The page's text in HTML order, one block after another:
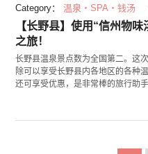
Category： 温泉・SPA・钱汤
【长野县】使用“信州物
之旅！
长野县温泉景点数为全国第二。这
除可以享受长野县内各地区的各种
还可享受优惠，是非常棒的旅行助